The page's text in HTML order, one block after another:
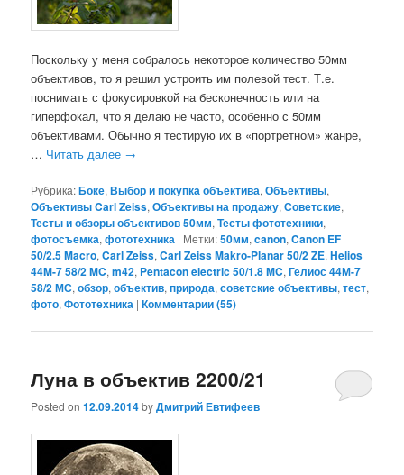
Поскольку у меня собралось некоторое количество 50мм
объективов, то я решил устроить им полевой тест. Т.е.
поснимать с фокусировкой на бесконечность или на
гиперфокал, что я делаю не часто, особенно с 50мм
объективами. Обычно я тестирую их в «портретном» жанре,
… Читать далее →
Рубрика:Боке,Выбор и покупка объектива,Объективы,
Объективы Carl Zeiss,Объективы на продажу,Советские,
Тесты и обзоры объективов 50мм,Тесты фототехники,
фотосъемка,фототехника | Метки:50мм,canon,Canon EF
50/2.5 Macro,Carl Zeiss,Carl Zeiss Makro-Planar 50/2 ZE,Helios
44M-7 58/2 MC,m42, Pentacon electric 50/1.8 MC,Гелиос 44М-7
58/2 МС,обзор,объектив,природа,советские объективы,тест,
фото,Фототехника |Комментарии (55)
Луна в объектив 2200/21
Posted on12.09.2014byДмитрий Евтифеев